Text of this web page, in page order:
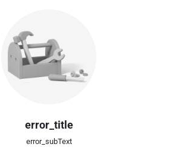
error_title
error_subText